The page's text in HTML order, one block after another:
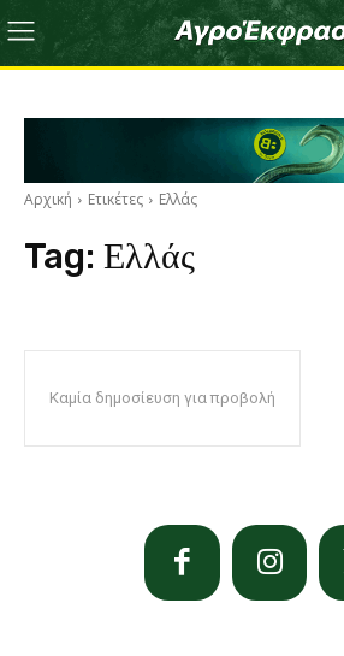
Αρχική Ετικέτες Ελλάς
Tag: Ελλάς
Καμία δημοσίευση για προβολή